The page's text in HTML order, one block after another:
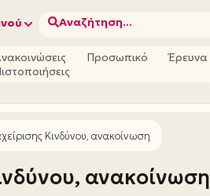
Αναζήτηση...
Προσωπικό
Έρευνα
Κινδύνου, ανακοίνωση
ανακοίνωση